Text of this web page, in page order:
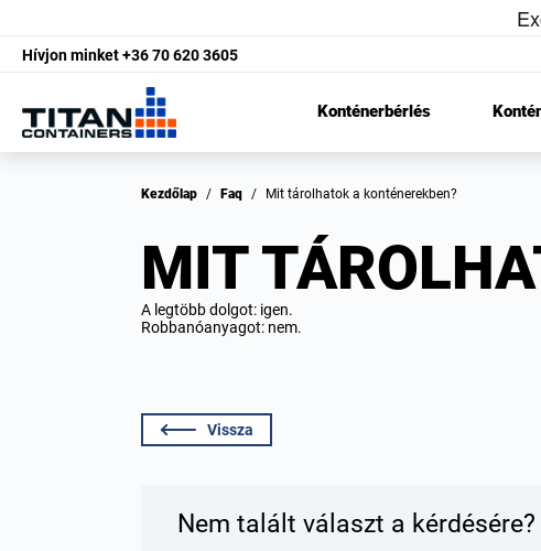
Hívjon minket+36 70 620 3605
Konténerbérlés
Kezdőlap / Faq / Mit tárolhatok a konténerekben?
MIT
A legtöbb dolgot: igen.
Robbanóanyagot: nem.
Vissza
Nem talált választ a kérdésére?